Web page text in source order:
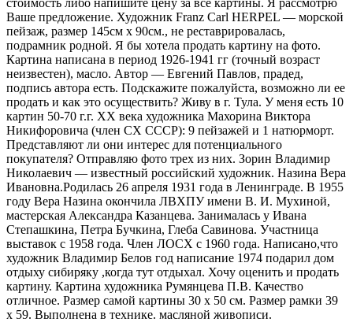
Ваше предложение. Художник Franz Carl HERPEL — морской
пейзаж, размер 145см х 90см., не реставрировалась,
подрамник родной. Я бы хотела продать картину на фото.
Картина написана в период 1926-1941 гг (точный возраст
неизвестен), масло. Автор — Евгений Павлов, прадед,
подпись автора есть. Подскажите пожалуйста, возможно ли ее
продать и как это осуществить? Живу в г. Тула. У меня есть 10
картин 50-70 г.г. ХХ века художника Махорина Виктора
Никифоровича (член СХ СССР): 9 пейзажей и 1 натюрморт.
Представляют ли они интерес для потенциального
покупателя? Отправляю фото трех из них. Зорин Владимир
Николаевич — известный российский художник. Назина Вера
Ивановна.Родилась 26 апреля 1931 года в Ленинграде. В 1955
году Вера Назина окончила ЛВХПУ имени В. И. Мухиной,
мастерская Александра Казанцева. Занималась у Ивана
Степашкина, Петра Бучкина, Глеба Савинова. Участница
выставок с 1958 года. Член ЛОСХ с 1960 года. Написано,что
художник Владимир Белов год написание 1974 подарил дом
отдыху сибиряку ,когда тут отдыхал. Хочу оценить и продать
картину. Картина художника Румянцева П.В. Качество
отличное. Размер самой картины 30 х 50 см. Размер рамки 39
х 59. Выполнена в технике. масляной живописи.